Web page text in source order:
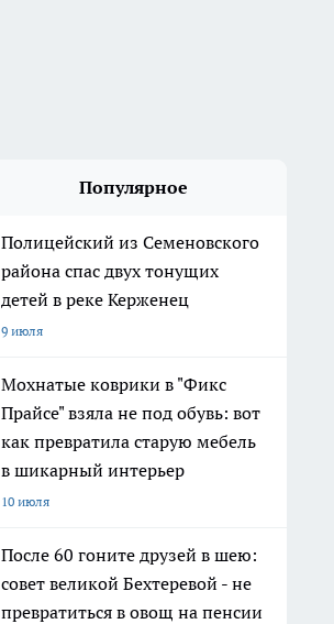
Популярное
Полицейский из Семеновского
района спас двух тонущих
детей в реке Керженец
9 июля
Мохнатые коврики в "Фикс
Прайсе" взяла не под обувь: вот
как превратила старую мебель
в шикарный интерьер
10 июля
После 60 гоните друзей в шею:
совет великой Бехтеревой - не
превратиться в овощ на пенсии